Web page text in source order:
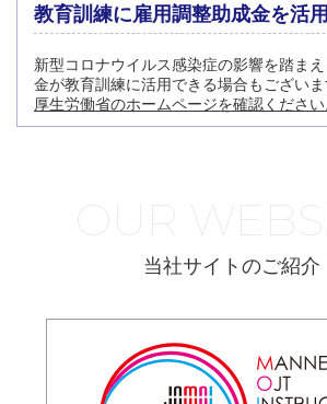
教育訓練に雇用調整助成金を活用
新型コロナウイルス感染症の影響を踏ま
金が教育訓練に活用できる場合もございま
厚生労働省のホームページを確認ください
OUR
当社サイトのご紹介